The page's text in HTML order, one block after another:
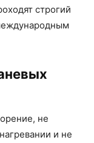
строгий
не
и не